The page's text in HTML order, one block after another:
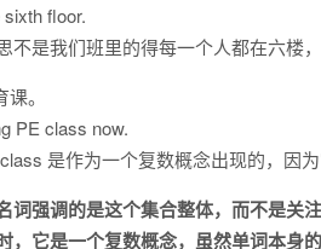
floor.
不是我们班里的得每一个人都在六楼
。
PE class now.
是作为一个复数概念出现的，因为
词强调的是这个集合整体，而不是关
，它是一个复数概念，虽然单词本身